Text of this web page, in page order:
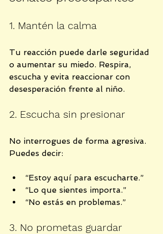
1. Mantén la calma
Tu reacción puede darle seguridad
o aumentar su miedo. Respira,
escucha y evita reaccionar con
desesperación frente al niño.
2. Escucha sin presionar
No interrogues de forma agresiva.
Puedes decir:
“Estoy aquí para escucharte.”
“Lo que sientes importa.”
“No estás en problemas.”
3. No prometas guardar